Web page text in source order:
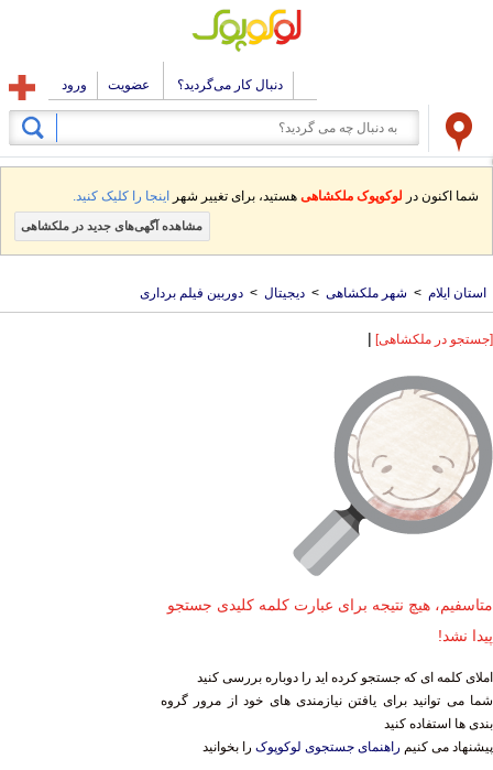
دنبال کار می‌گردید؟ عضویت ورود
شما اکنون در لوکوپوک ملکشاهی هستید، برای تغییر شهر اینجا را کلیک کنید.
مشاهده آگهی‌های جدید در ملکشاهی
استان ایلام > شهر ملکشاهی > دیجیتال > دوربین فیلم برداری
[جستجو در ملکشاهی] |
متاسفیم، هیچ نتیجه برای عبارت کلمه کلیدی جستجو
پیدا نشد!
املای کلمه ای که جستجو کرده اید را دوباره بررسی کنید
شما می توانید برای یافتن نیازمندی های خود از مرور گروه
بندی ها استفاده کنید
پیشنهاد می کنیم راهنمای جستجوی لوکوپوک را بخوانید